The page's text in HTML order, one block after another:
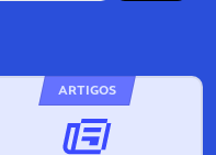
ARTIGOS